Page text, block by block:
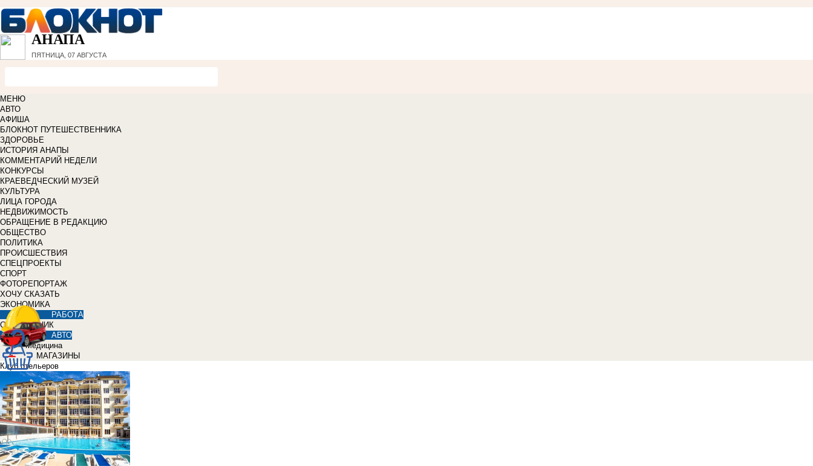
АНАПА
ПЯТНИЦА, 07 АВГУСТА
МЕНЮ
АВТО
АФИША
БЛОКНОТ ПУТЕШЕСТВЕННИКА
ЗДОРОВЬЕ
ИСТОРИЯ АНАПЫ
КОММЕНТАРИЙ НЕДЕЛИ
КОНКУРСЫ
КРАЕВЕДЧЕСКИЙ МУЗЕЙ
КУЛЬТУРА
ЛИЦА ГОРОДА
НЕДВИЖИМОСТЬ
ОБРАЩЕНИЕ В РЕДАКЦИЮ
ОБЩЕСТВО
ПОЛИТИКА
ПРОИСШЕСТВИЯ
СПЕЦПРОЕКТЫ
СПОРТ
ФОТОРЕПОРТАЖ
ХОЧУ СКАЗАТЬ
ЭКОНОМИКА
РАБОТА
СПРАВОЧНИК
АВТО
Медицина
МАГАЗИНЫ
Клуб отельеров